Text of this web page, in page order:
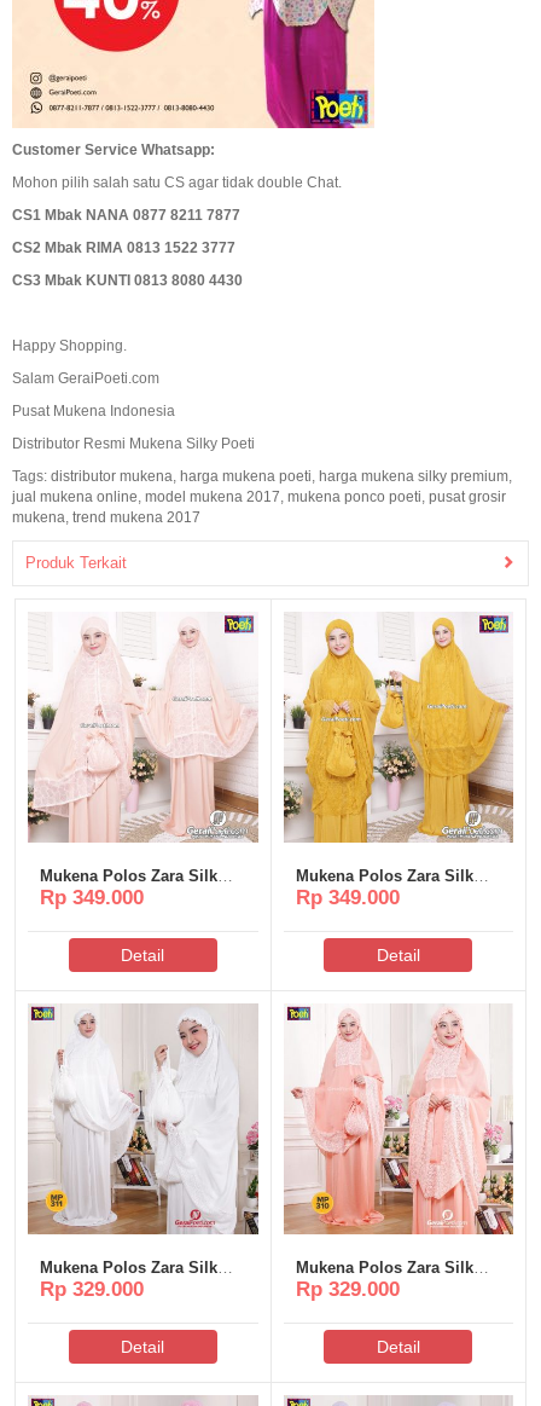
Customer Service Whatsapp:
Mohon pilih salah satu CS agar tidak double Chat.
CS1 Mbak NANA 0877 8211 7877
CS2 Mbak RIMA 0813 1522 3777
CS3 Mbak KUNTI 0813 8080 4430
Happy Shopping.
Salam GeraiPoeti.com
Pusat Mukena Indonesia
Distributor Resmi Mukena Silky Poeti
Tags: distributor mukena, harga mukena poeti, harga mukena silky premium,
jual mukena online, model mukena 2017, mukena ponco poeti, pusat grosir
mukena, trend mukena 2017
Produk Terkait
Mukena Polos Zara Silk
Poeti – MP317
Rp 349.000
Detail
Mukena Polos Zara Silk
Poeti – MP316
Rp 349.000
Detail
Mukena Polos Zara Silk
Poeti – MP311
Rp 329.000
Detail
Mukena Polos Zara Silk
Poeti – MP310
Rp 329.000
Detail